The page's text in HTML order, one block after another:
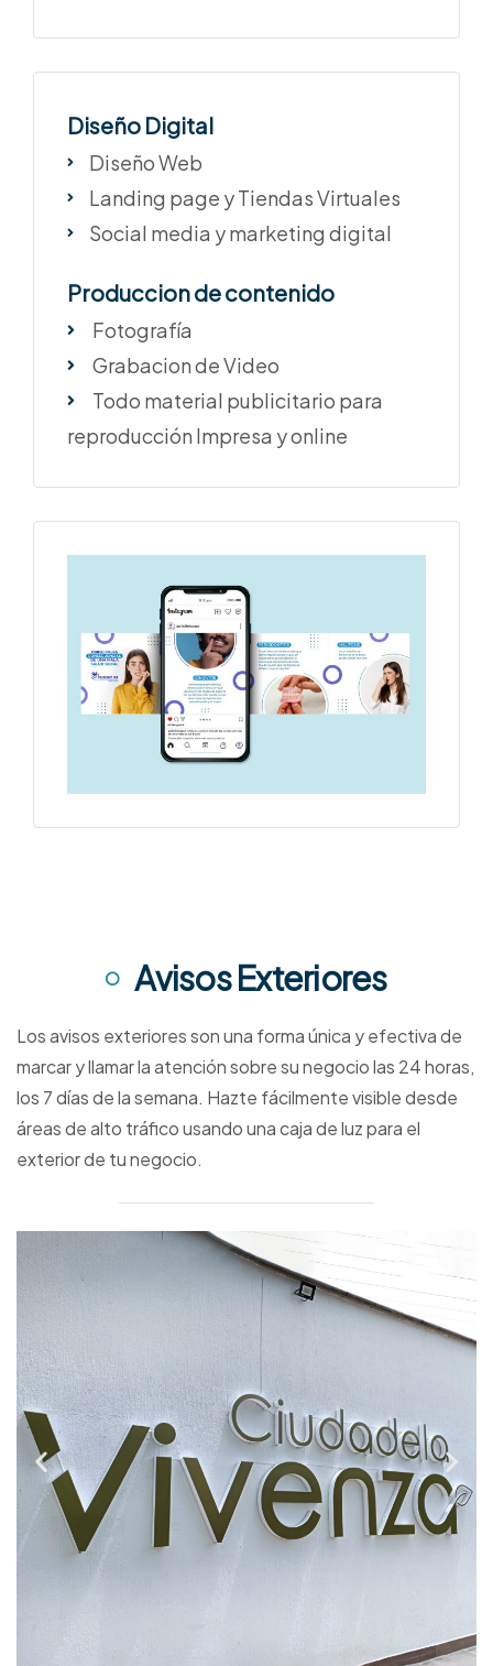
Diseño Digital
Diseño Web
Landing page y Tiendas Virtuales
Social media y marketing digital
Produccion de contenido
Fotografía
Grabacion de Video
Todo material publicitario para
reproducción Impresa y online
Avisos Exteriores
Los avisos exteriores son una forma única y efectiva de
marcar y llamar la atención sobre su negocio las 24 horas,
los 7 días de la semana. Hazte fácilmente visible desde
áreas de alto tráfico usando una caja de luz para el
exterior de tu negocio.